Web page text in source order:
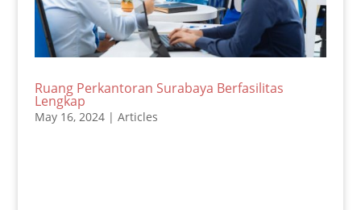
Ruang Perkantoran Surabaya Berfasilitas
Lengkap
May 16, 2024| Articles